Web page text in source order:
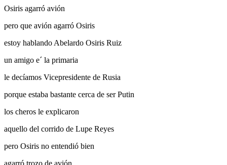
Osiris agarró avión
pero que avión agarró Osiris
estoy hablando Abelardo Osiris Ruiz
un amigo e´ la primaria
le decíamos Vicepresidente de Rusia
porque estaba bastante cerca de ser Putin
los cheros le explicaron
aquello del corrido de Lupe Reyes
pero Osiris no entendió bien
agarró trozo de avión